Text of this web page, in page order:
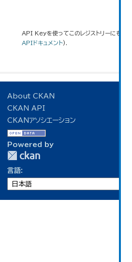
API Keyを使ってこのレジストリーにもア
APIドキュメント).
About CKAN
CKAN API
CKANアソシエーション
Powered by
言語